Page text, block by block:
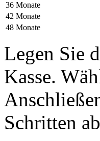
36 Monate
42 Monate
48 Monate
Legen Sie
Kasse.
Schritten